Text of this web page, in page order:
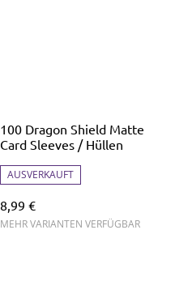
100 Dragon Shield Matte
Card Sleeves / Hüllen
AUSVERKAUFT
8,99 €
MEHR VARIANTEN VERFÜGBAR